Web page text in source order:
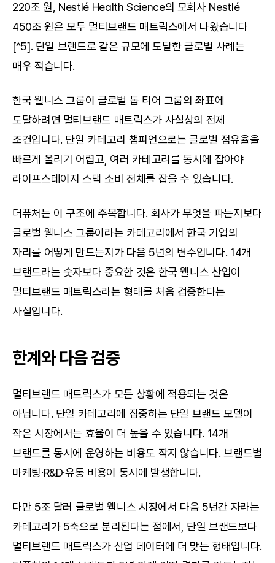
220조 원, Nestlé Health Science의 모회사 Nestlé
450조 원은 모두 멀티브랜드 매트릭스에서 나왔습니다
[^5]. 단일 브랜드로 같은 규모에 도달한 글로벌 사례는
매우 적습니다.
한국 웰니스 그룹이 글로벌 톱 티어 그룹의 좌표에
도달하려면 멀티브랜드 매트릭스가 사실상의 전제
조건입니다. 단일 카테고리 챔피언으로는 글로벌 점유율을
빠르게 올리기 어렵고, 여러 카테고리를 동시에 잡아야
라이프스테이지 스택 소비 전체를 잡을 수 있습니다.
더퓨처는 이 구조에 주목합니다. 회사가 무엇을 파는지보다
글로벌 웰니스 그룹이라는 카테고리에서 한국 기업의
자리를 어떻게 만드는지가 다음 5년의 변수입니다. 14개
브랜드라는 숫자보다 중요한 것은 한국 웰니스 산업이
멀티브랜드 매트릭스라는 형태를 처음 검증한다는
사실입니다.
한계와 다음 검증
멀티브랜드 매트릭스가 모든 상황에 적용되는 것은
아닙니다. 단일 카테고리에 집중하는 단일 브랜드 모델이
작은 시장에서는 효율이 더 높을 수 있습니다. 14개
브랜드를 동시에 운영하는 비용도 작지 않습니다. 브랜드별
마케팅·R&D·유통 비용이 동시에 발생합니다.
다만 5조 달러 글로벌 웰니스 시장에서 다음 5년간 자라는
카테고리가 5축으로 분리된다는 점에서, 단일 브랜드보다
멀티브랜드 매트릭스가 산업 데이터에 더 맞는 형태입니다.